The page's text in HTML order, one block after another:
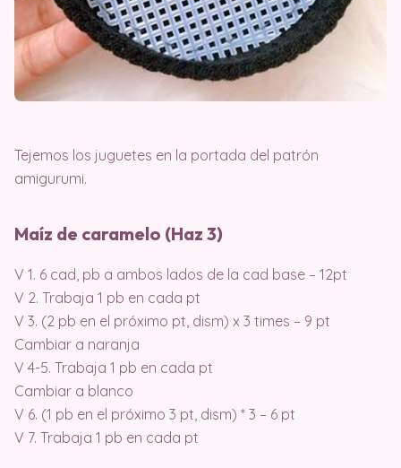
Tejemos los juguetes en la portada del patrón
amigurumi.
Maíz de caramelo (Haz 3)
V 1. 6 cad, pb a ambos lados de la cad base – 12pt
V 2. Trabaja 1 pb en cada pt
V 3. (2 pb en el próximo pt, dism) x 3 times – 9 pt
Cambiar a naranja
V 4-5. Trabaja 1 pb en cada pt
Cambiar a blanco
V 6. (1 pb en el próximo 3 pt, dism) * 3 – 6 pt
V 7. Trabaja 1 pb en cada pt